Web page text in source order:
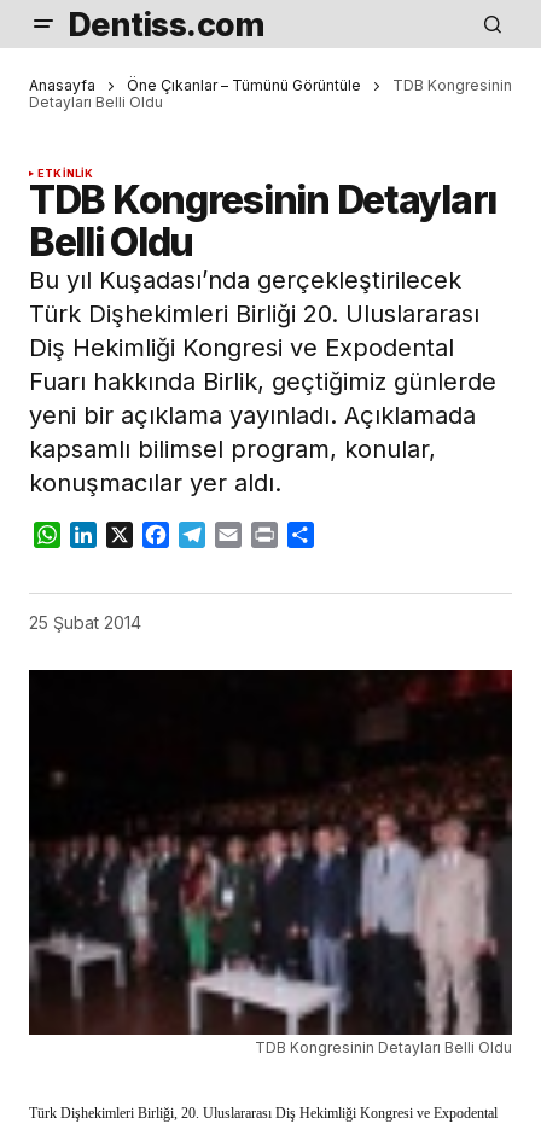
Dentiss.com
Anasayfa Öne Çıkanlar – Tümünü Görüntüle
TDB Kongresinin
Detayları Belli Oldu
ETKINLIK
TDB Kongresinin Detayları
Belli Oldu
Bu yıl Kuşadası’nda gerçekleştirilecek
Türk Dişhekimleri Birliği 20. Uluslararası
Diş Hekimliği Kongresi ve Expodental
Fuarı hakkında Birlik, geçtiğimiz günlerde
yeni bir açıklama yayınladı. Açıklamada
kapsamlı bilimsel program, konular,
konuşmacılar yer aldı.
WhatsApp
LinkedIn
X Facebook
Telegram
Email Print
25 Şubat 2014
TDB Kongresinin Detayları Belli Oldu
Türk Dişhekimleri Birliği, 20. Uluslararası Diş Hekimliği Kongresi ve Expodental